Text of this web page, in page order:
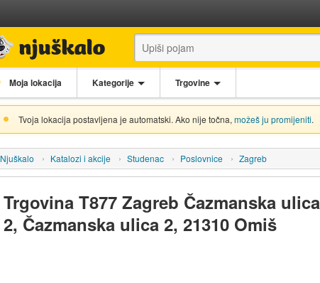
Moja lokacija Kategorije Trgovine
Tvoja lokacija postavljena je automatski. Ako nije točna, možeš ju promijeniti.
Njuškalo Katalozi i akcije Studenac Poslovnice Zagreb
Trgovina T877 Zagreb Čazmanska ulica
2, Čazmanska ulica 2, 21310 Omiš